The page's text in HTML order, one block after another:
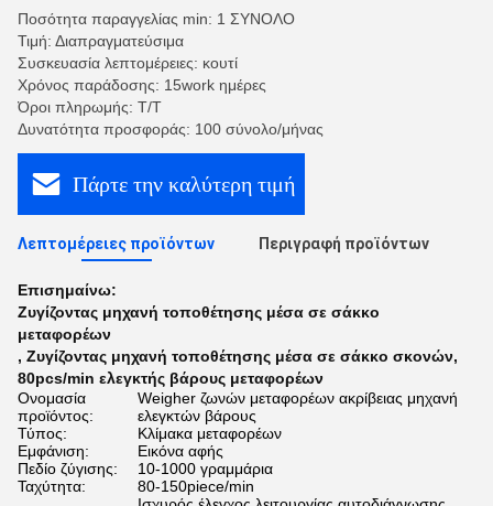
Ποσότητα παραγγελίας min: 1 ΣΥΝΟΛΟ
Τιμή: Διαπραγματεύσιμα
Συσκευασία λεπτομέρειες: κουτί
Χρόνος παράδοσης: 15work ημέρες
Όροι πληρωμής: T/T
Δυνατότητα προσφοράς: 100 σύνολο/μήνας
Πάρτε την καλύτερη τιμή
Λεπτομέρειες προϊόντων Περιγραφή προϊόντων
Επισημαίνω:
Ζυγίζοντας μηχανή τοποθέτησης μέσα σε σάκκο
μεταφορέων
, Ζυγίζοντας μηχανή τοποθέτησης μέσα σε σάκκο σκονών,
80pcs/min ελεγκτής βάρους μεταφορέων
Ονομασία
προϊόντος:
Weigher ζωνών μεταφορέων ακρίβειας μηχανή
ελεγκτών βάρους
Τύπος:
Κλίμακα μεταφορέων
Εμφάνιση:
Εικόνα αφής
Πεδίο ζύγισης:
10-1000 γραμμάρια
Ταχύτητα:
80-150piece/min